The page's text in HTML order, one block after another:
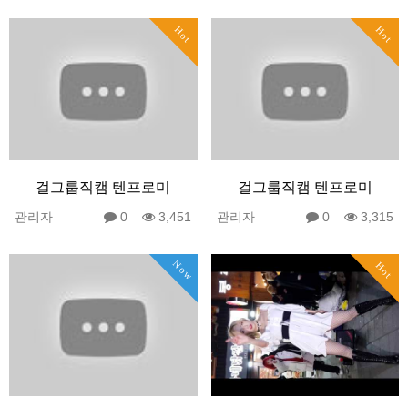
Hot
걸그룹직캠 텐프로미
관리자 0 3,451
Hot
걸그룹직캠 텐프로미
관리자 0 3,315
Now Hot